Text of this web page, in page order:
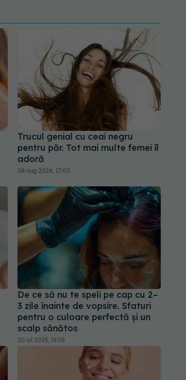
Trucul genial cu ceai negru
pentru păr. Tot mai multe femei îl
adoră
08 aug 2026, 17:00
De ce să nu te speli pe cap cu 2–
3 zile înainte de vopsire. Sfaturi
pentru o culoare perfectă și un
scalp sănătos
20 iul 2025, 19:58